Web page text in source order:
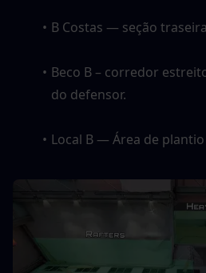
B Costas — seção
Beco B – corredor
do defensor.
Local B — Área de